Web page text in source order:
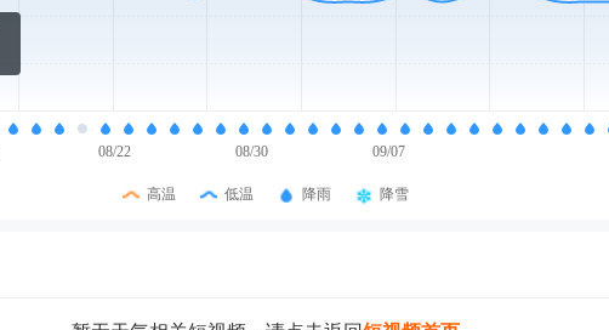
08/22 08/30 09/07
高温 低温 降雨 降雪